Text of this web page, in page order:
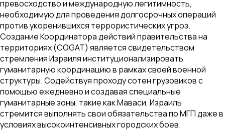
превосходство и международную легитимность,
необходимую для проведения долгосрочных операций
против укоренившихся террористических угроз.
Создание Координатора действий правительства на
территориях (COGAT) является свидетельством
стремления Израиля институционализировать
гуманитарную координацию в рамках своей военной
структуры. Содействуя проходу сотен грузовиков с
помощью ежедневно и создавая специальные
гуманитарные зоны, такие как Маваси, Израиль
стремится выполнять свои обязательства по МГП даже в
условиях высокоинтенсивных городских боев.